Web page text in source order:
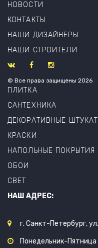
НОВОСТИ
КОНТАКТЫ
НАШИ ДИЗАЙНЕРЫ
НАШИ СТРОИТЕЛИ
© Все права защищены 2026
ПЛИТКА
САНТЕХНИКА
ДЕКОРАТИВНЫЕ
КРАСКИ
НАПОЛЬНЫЕ ПОКРЫТИЯ
ОБОИ
СВЕТ
НАШ АДРЕС:
г. Санкт-Петербург,
Понедельник-Пятница